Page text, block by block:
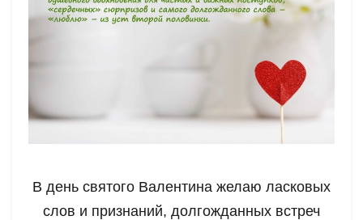
В день святого Валентина желаю ласковых
слов и признаний, долгожданных встреч